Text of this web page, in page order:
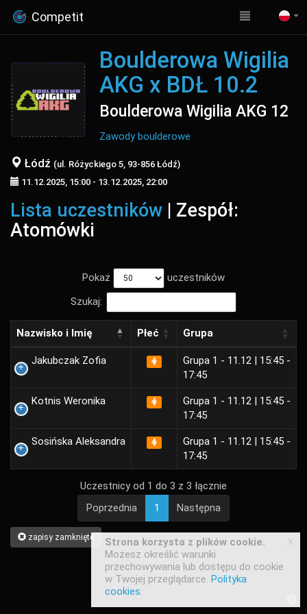
Competit
Boulderowa Wigilia
AKG x BDŁ 10.2
Boulderowa Wigilia AKG 12
Zawody boulderowe
Łódź (ul. Różyckiego 5, 93-856 Łódź)
11.12.2025, 15:00 - 13.12.2025, 22:00
Lista uczestników | Zespół:
Atomówki
Pokaż
uczestników
Szukaj:
Nazwisko i Imię Płeć Grupa
Jakubczak Zofia
Grupa 1 - 11.12 | 15:45 -
17:45
Kotnis Weronika
Grupa 1 - 11.12 | 15:45 -
17:45
Sosińska Aleksandra
Grupa 1 - 11.12 | 15:45 -
17:45
Uczestnicy od 1 do 3 z 3 łącznie
Poprzednia
1 Następna
zapisy zamknięte
Strona korzysta z plików cookie.
Możesz określić warunki
przechowywania lub dostępu do cookie
w Twojej przeglądarce. Polityka
cookies.
x